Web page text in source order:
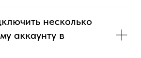
несколько
аккаунту в